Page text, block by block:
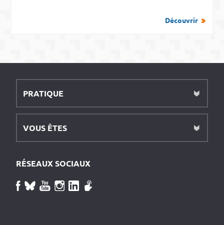
Découvrir
PRATIQUE
VOUS ÊTES
RÉSEAUX SOCIAUX